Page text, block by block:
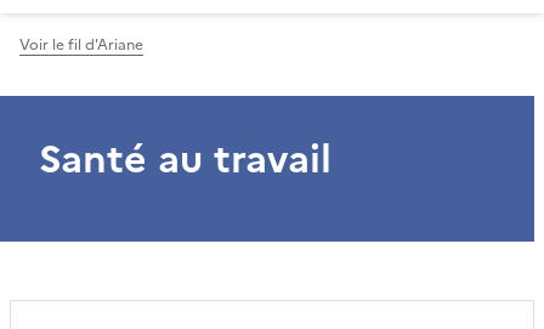
Voir le fil d'Ariane
Santé au travail